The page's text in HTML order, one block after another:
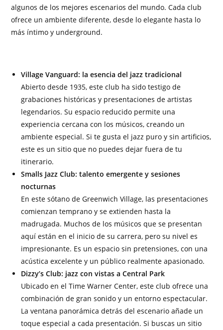
algunos de los mejores escenarios del mundo. Cada club
ofrece un ambiente diferente, desde lo elegante hasta lo
más íntimo y underground.
Village Vanguard: la esencia del jazz tradicional
Abierto desde 1935, este club ha sido testigo de
grabaciones históricas y presentaciones de artistas
legendarios. Su espacio reducido permite una
experiencia cercana con los músicos, creando un
ambiente especial. Si te gusta el jazz puro y sin artificios,
este es un sitio que no puedes dejar fuera de tu
itinerario.
Smalls Jazz Club: talento emergente y sesiones
nocturnas
En este sótano de Greenwich Village, las presentaciones
comienzan temprano y se extienden hasta la
madrugada. Muchos de los músicos que se presentan
aquí están en el inicio de su carrera, pero su nivel es
impresionante. Es un espacio sin pretensiones, con una
acústica excelente y un público realmente apasionado.
Dizzy’s Club: jazz con vistas a Central Park
Ubicado en el Time Warner Center, este club ofrece una
combinación de gran sonido y un entorno espectacular.
La ventana panorámica detrás del escenario añade un
toque especial a cada presentación. Si buscas un sitio